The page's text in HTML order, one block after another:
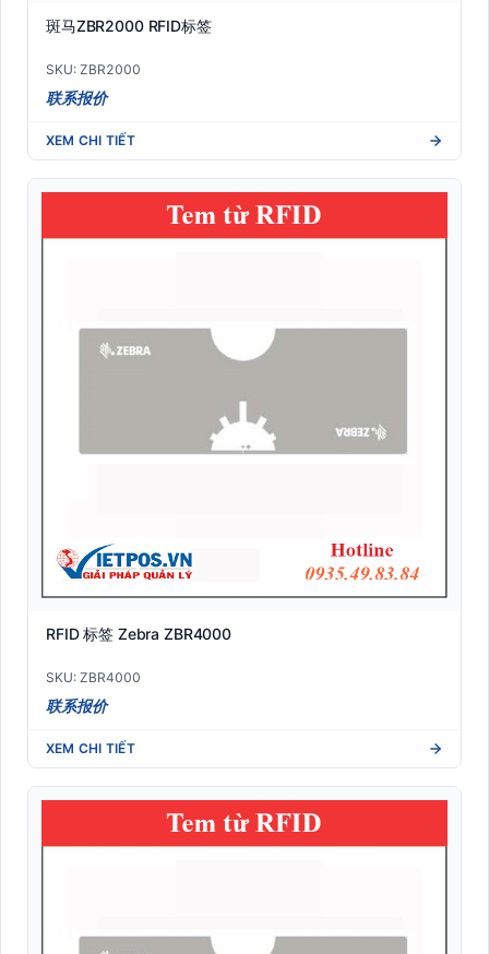
斑马ZBR2000 RFID标签
SKU: ZBR2000
联系报价
XEM CHI TIẾT
RFID 标签 Zebra ZBR4000
SKU: ZBR4000
联系报价
XEM CHI TIẾT